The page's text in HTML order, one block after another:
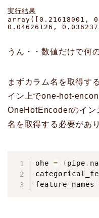
実行結果
array([0.21618001,
0.04626126,
うん・・数値だけで何
まずカラム名を取得す
イン上でone-hot-
OneHotEncoderのイン
名を取得する必要があ
ohe = ( pipe .
feature_names